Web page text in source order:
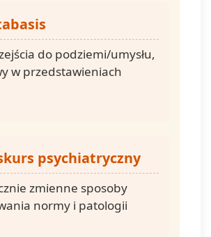
do podziemi/umysłu,
w przedstawieniach
psychiatryczny
zmienne sposoby
normy i patologii